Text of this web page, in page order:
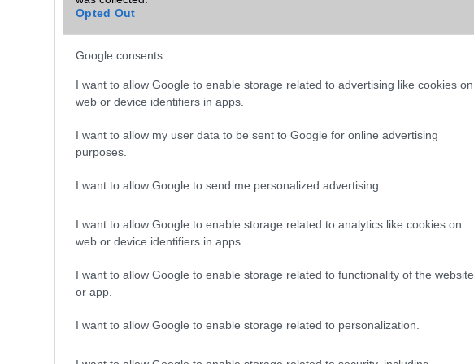
Opted Out
Google consents
I want to allow Google to enable storage related to advertising like cookies on
web or device identifiers in apps.
I want to allow my user data to be sent to Google for online advertising
purposes.
I want to allow Google to send me personalized advertising.
I want to allow Google to enable storage related to analytics like cookies on
web or device identifiers in apps.
I want to allow Google to enable storage related to functionality of the website
or app.
I want to allow Google to enable storage related to personalization.
Típus
Készenléti idő h /
300
Beszélgetési idő h /
2
ALKALMAZÁSOK ÉS ÉRZÉKELŐK
SNS integráció